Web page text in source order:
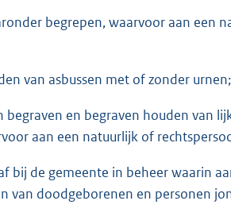
begrepen, waarvoor aan een
van asbussen met of zonder urnen;
en begraven houden van
aan een natuurlijk of
bij de gemeente in beheer waarin
van doodgeborenen en personen